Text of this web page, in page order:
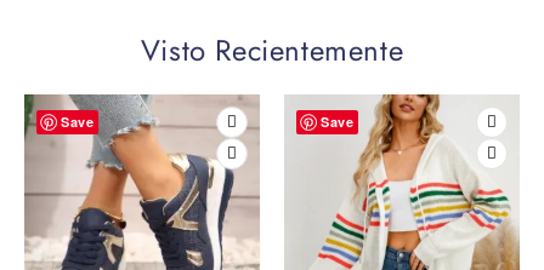
Visto Recientemente
Save Save